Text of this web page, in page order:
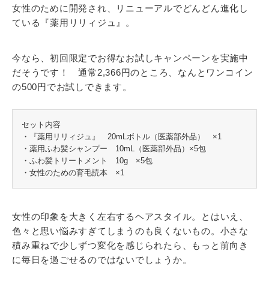
女性のために開発され、リニューアルでどんどん進化し
ている『薬用リリィジュ』。
今なら、初回限定でお得なお試しキャンペーンを実施中
だそうです！ 通常2,366円のところ、なんとワンコイン
の500円でお試しできます。
セット内容
・『薬用リリィジュ』 20mLボトル（医薬部外品） ×1
・薬用ふわ髪シャンプー 10mL（医薬部外品）×5包
・ふわ髪トリートメント 10g ×5包
・女性のための育毛読本 ×1
女性の印象を大きく左右するヘアスタイル。とはいえ、
色々と思い悩みすぎてしまうのも良くないもの。小さな
積み重ねで少しずつ変化を感じられたら、もっと前向き
に毎日を過ごせるのではないでしょうか。